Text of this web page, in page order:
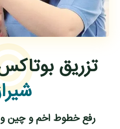
تزریق
رفع خطوط اخم و چین